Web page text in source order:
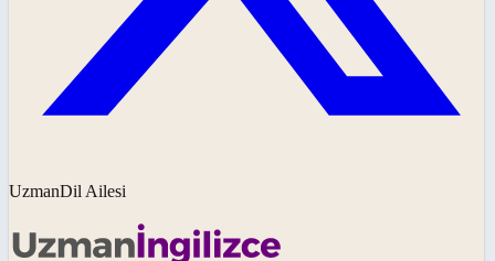
UzmanDil Ailesi